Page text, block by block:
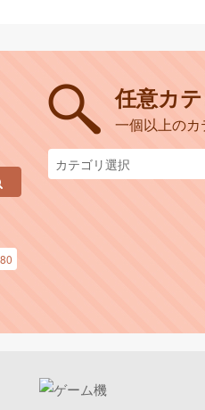
任意カ
一個以上の